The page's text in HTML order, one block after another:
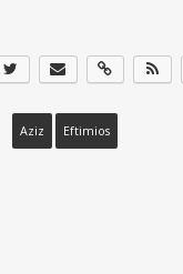
Aziz Eftimios